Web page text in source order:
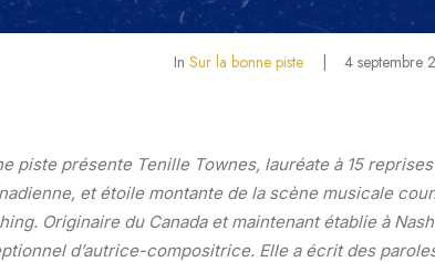
InSur la bonne piste 4 septembre
piste présente Tenille Townes, lauréate à 15
et étoile montante de la scène musicale
Originaire du Canada et maintenant établie à
d’autrice-compositrice. Elle a écrit des